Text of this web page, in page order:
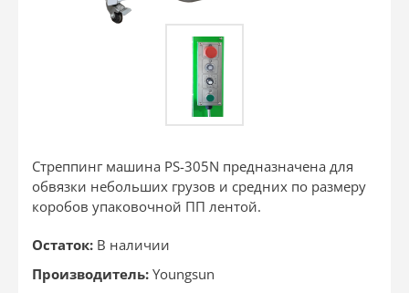
Стреппинг машина PS-305N предназначена для
обвязки небольших грузов и средних по размеру
коробов упаковочной ПП лентой.
Остаток: В наличии
Производитель: Youngsun